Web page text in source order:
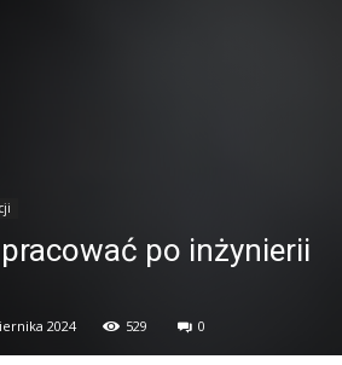
po inżynierii
2024 529 0